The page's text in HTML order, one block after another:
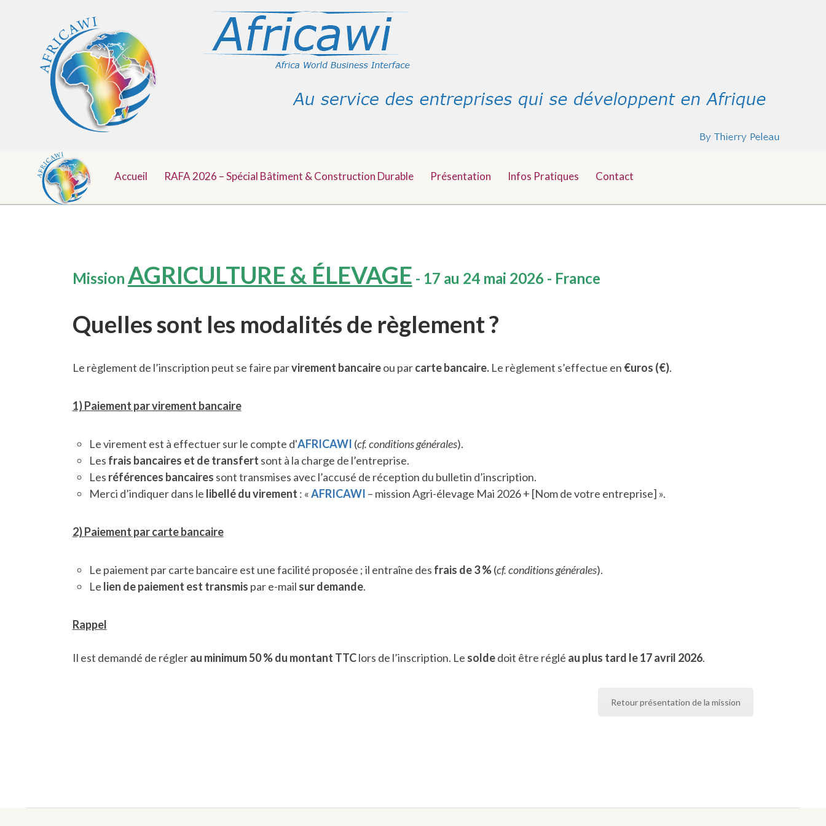
Top
Accueil RAFA 2026 – Spécial Bâtiment & Construction Durable Présentation Infos Pratiques Contact
Mission AGRICULTURE & ÉLEVAGE - 17 au 24 mai 2026 - France
Quelles sont les modalités de règlement ?
Le règlement de l’inscription peut se faire parvirement bancaireou parcarte bancaire. Le règlement s’effectue en €uros (€).
1) Paiement par virement bancaire
Le virement est à effectuer sur le compte d'AFRICAWI (cf. conditions générales).
Les frais bancaires et de transfert sont à la charge de l’entreprise.
Les références bancaires sont transmises avec l’accusé de réception du bulletin d’inscription.
Merci d’indiquer dans le libellé du virement : «AFRICAWI – mission Agri-élevage Mai 2026 + [Nom de votre entreprise] ».
2) Paiement par carte bancaire
Le paiement par carte bancaire est une facilité proposée ; il entraîne des frais de 3 %(cf. conditions générales).
Le lien de paiement est transmis par e-mail sur demande.
Rappel
Il est demandé de réglerau minimum 50 % du montant TTClors de l’inscription. Le soldedoit être réglé au plus tard le 17 avril 2026.
Retour présentation de la mission